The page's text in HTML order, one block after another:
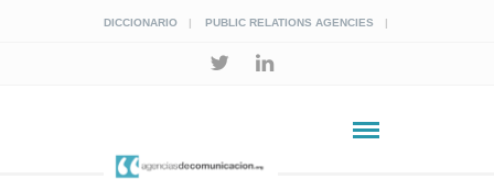
DICCIONARIO PUBLIC RELATIONS AGENCIES